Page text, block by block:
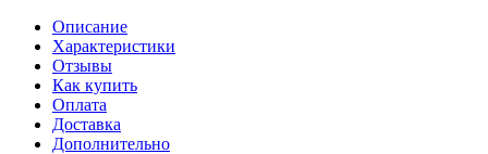
Описание
Характеристики
Отзывы
Как купить
Оплата
Доставка
Дополнительно